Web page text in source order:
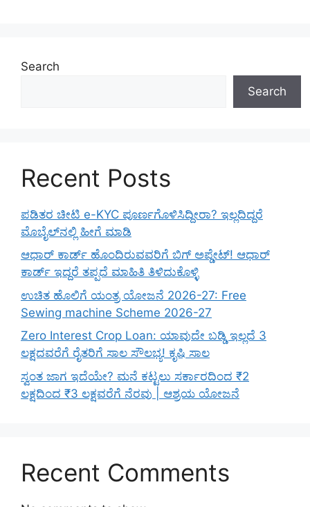
Search
Search
Recent Posts
ಪಡಿತರ ಚೀಟಿ e-KYC ಪೂರ್ಣಗೊಳಿಸಿದ್ದೀರಾ? ಇಲ್ಲದಿದ್ದರೆ
ಮೊಬೈಲ್‌ನಲ್ಲಿ ಹೀಗೆ ಮಾಡಿ
ಆಧಾರ್ ಕಾರ್ಡ್ ಹೊಂದಿರುವವರಿಗೆ ಬಿಗ್ ಅಪ್ಡೇಟ್! ಆಧಾರ್
ಕಾರ್ಡ್ ಇದ್ದರೆ ತಪ್ಪದೆ ಮಾಹಿತಿ ತಿಳಿದುಕೊಳ್ಳಿ
ಉಚಿತ ಹೊಲಿಗೆ ಯಂತ್ರ ಯೋಜನೆ 2026-27: Free
Sewing machine Scheme 2026-27
Zero Interest Crop Loan: ಯಾವುದೇ ಬಡ್ಡಿ ಇಲ್ಲದೆ 3
ಲಕ್ಷದವರೆಗೆ ರೈತರಿಗೆ ಸಾಲ ಸೌಲಭ್ಯ! ಕೃಷಿ ಸಾಲ
ಸ್ವಂತ ಜಾಗ ಇದೆಯೇ? ಮನೆ ಕಟ್ಟಲು ಸರ್ಕಾರದಿಂದ ₹2
ಲಕ್ಷದಿಂದ ₹3 ಲಕ್ಷವರೆಗೆ ನೆರವು | ಆಶ್ರಯ ಯೋಜನೆ
Recent Comments